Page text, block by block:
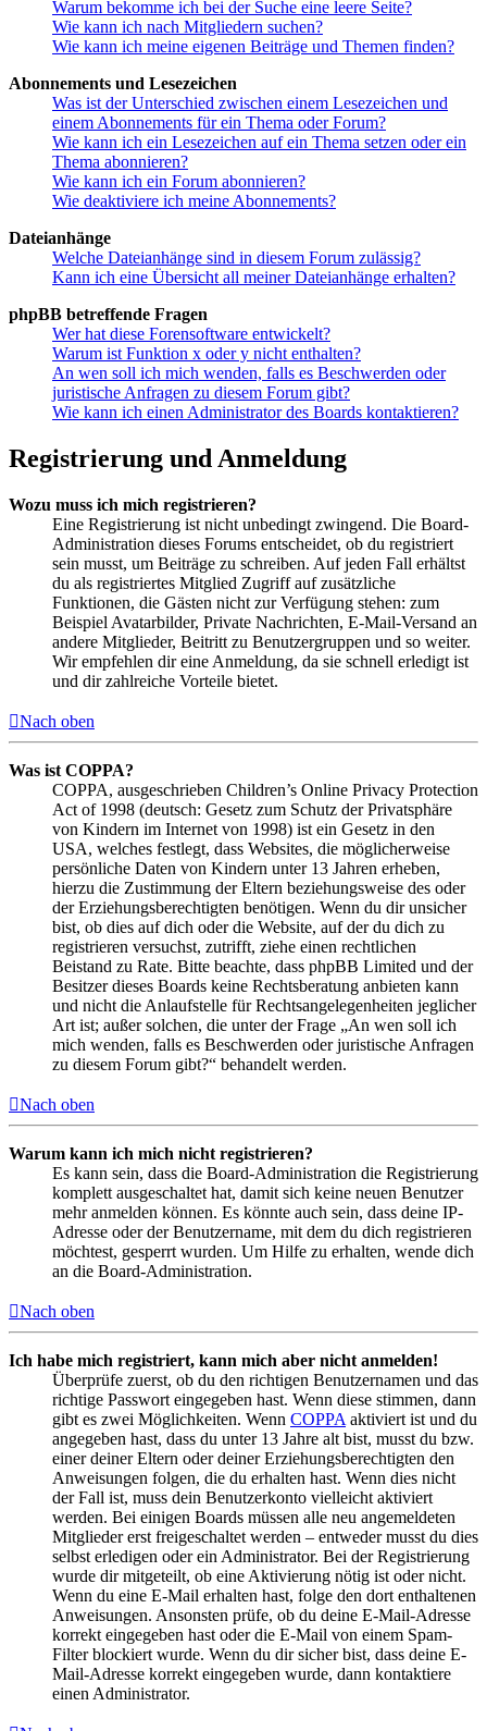
Warum bekomme ich bei der Suche eine leere Seite?
Wie kann ich nach Mitgliedern suchen?
Wie kann ich meine eigenen Beiträge und Themen finden?
Abonnements und Lesezeichen
Was ist der Unterschied zwischen einem Lesezeichen und
einem Abonnements für ein Thema oder Forum?
Wie kann ich ein Lesezeichen auf ein Thema setzen oder ein
Thema abonnieren?
Wie kann ich ein Forum abonnieren?
Wie deaktiviere ich meine Abonnements?
Dateianhänge
Welche Dateianhänge sind in diesem Forum zulässig?
Kann ich eine Übersicht all meiner Dateianhänge erhalten?
phpBB betreffende Fragen
Wer hat diese Forensoftware entwickelt?
Warum ist Funktion x oder y nicht enthalten?
An wen soll ich mich wenden, falls es Beschwerden oder
juristische Anfragen zu diesem Forum gibt?
Wie kann ich einen Administrator des Boards kontaktieren?
Registrierung und Anmeldung
Wozu muss ich mich registrieren?
Eine Registrierung ist nicht unbedingt zwingend. Die Board-
Administration dieses Forums entscheidet, ob du registriert
sein musst, um Beiträge zu schreiben. Auf jeden Fall erhältst
du als registriertes Mitglied Zugriff auf zusätzliche
Funktionen, die Gästen nicht zur Verfügung stehen: zum
Beispiel Avatarbilder, Private Nachrichten, E-Mail-Versand an
andere Mitglieder, Beitritt zu Benutzergruppen und so weiter.
Wir empfehlen dir eine Anmeldung, da sie schnell erledigt ist
und dir zahlreiche Vorteile bietet.
Nach oben
Was ist COPPA?
COPPA, ausgeschrieben Children’s Online Privacy Protection
Act of 1998 (deutsch: Gesetz zum Schutz der Privatsphäre
von Kindern im Internet von 1998) ist ein Gesetz in den
USA, welches festlegt, dass Websites, die möglicherweise
persönliche Daten von Kindern unter 13 Jahren erheben,
hierzu die Zustimmung der Eltern beziehungsweise des oder
der Erziehungsberechtigten benötigen. Wenn du dir unsicher
bist, ob dies auf dich oder die Website, auf der du dich zu
registrieren versuchst, zutrifft, ziehe einen rechtlichen
Beistand zu Rate. Bitte beachte, dass phpBB Limited und der
Besitzer dieses Boards keine Rechtsberatung anbieten kann
und nicht die Anlaufstelle für Rechtsangelegenheiten jeglicher
Art ist; außer solchen, die unter der Frage „An wen soll ich
mich wenden, falls es Beschwerden oder juristische Anfragen
zu diesem Forum gibt?“ behandelt werden.
Nach oben
Warum kann ich mich nicht registrieren?
Es kann sein, dass die Board-Administration die Registrierung
komplett ausgeschaltet hat, damit sich keine neuen Benutzer
mehr anmelden können. Es könnte auch sein, dass deine IP-
Adresse oder der Benutzername, mit dem du dich registrieren
möchtest, gesperrt wurden. Um Hilfe zu erhalten, wende dich
an die Board-Administration.
Nach oben
Ich habe mich registriert, kann mich aber nicht anmelden!
Überprüfe zuerst, ob du den richtigen Benutzernamen und das
richtige Passwort eingegeben hast. Wenn diese stimmen, dann
gibt es zwei Möglichkeiten. Wenn COPPA aktiviert ist und du
angegeben hast, dass du unter 13 Jahre alt bist, musst du bzw.
einer deiner Eltern oder deiner Erziehungsberechtigten den
Anweisungen folgen, die du erhalten hast. Wenn dies nicht
der Fall ist, muss dein Benutzerkonto vielleicht aktiviert
werden. Bei einigen Boards müssen alle neu angemeldeten
Mitglieder erst freigeschaltet werden – entweder musst du dies
selbst erledigen oder ein Administrator. Bei der Registrierung
wurde dir mitgeteilt, ob eine Aktivierung nötig ist oder nicht.
Wenn du eine E-Mail erhalten hast, folge den dort enthaltenen
Anweisungen. Ansonsten prüfe, ob du deine E-Mail-Adresse
korrekt eingegeben hast oder die E-Mail von einem Spam-
Filter blockiert wurde. Wenn du dir sicher bist, dass deine E-
Mail-Adresse korrekt eingegeben wurde, dann kontaktiere
einen Administrator.